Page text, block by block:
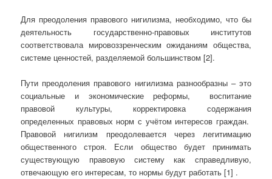
Для преодоления правового нигилизма, необходимо, что бы
деятельность государственно-правовых институтов
соответствовала мировоззренческим ожиданиям общества,
системе ценностей, разделяемой большинством [2].
Пути преодоления правового нигилизма разнообразны – это
социальные и экономические реформы, воспитание
правовой культуры, корректировка содержания
определенных правовых норм с учётом интересов граждан.
Правовой нигилизм преодолевается через легитимацию
общественного строя. Если общество будет принимать
существующую правовую систему как справедливую,
отвечающую его интересам, то нормы будут работать [1] .